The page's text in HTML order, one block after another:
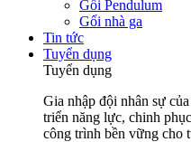
Gối Pendulum
Gối nhà ga
Tin tức
Tuyển dụng
Tuyển dụng
Gia nhập đội nhân sự
triển năng lực, chinh
công trình bền vững cho